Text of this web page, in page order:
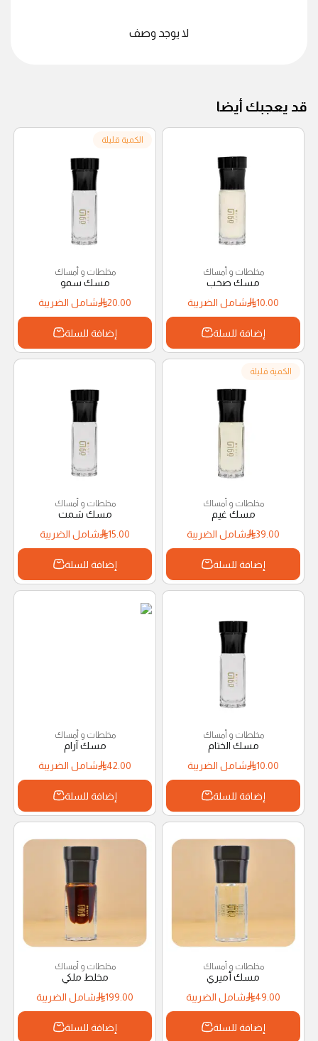
لا يوجد وصف
قد يعجبك أيضا
مخلطات و أمساك
مسك صخب
10.00
شامل الضريبة
إضافة للسلة
الكمية قليلة
مخلطات و أمساك
مسك سمو
20.00
شامل الضريبة
إضافة للسلة
الكمية قليلة
مخلطات و أمساك
مسك غيم
39.00
شامل الضريبة
إضافة للسلة
مخلطات و أمساك
مسك سَمت
15.00
شامل الضريبة
إضافة للسلة
مخلطات و أمساك
مسك الختام
10.00
شامل الضريبة
إضافة للسلة
مخلطات و أمساك
مسك آرام
42.00
شامل الضريبة
إضافة للسلة
مخلطات و أمساك
مسك أميري
49.00
شامل الضريبة
إضافة للسلة
مخلطات و أمساك
مخلط ملكي
199.00
شامل الضريبة
إضافة للسلة